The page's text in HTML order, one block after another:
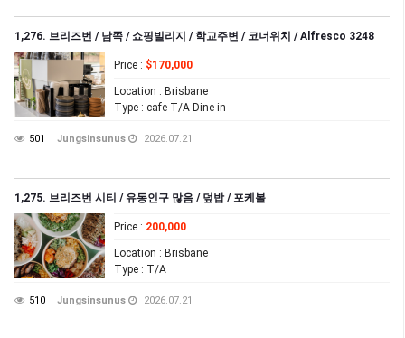
1,276. 브리즈번 / 남쪽 / 쇼핑빌리지 / 학교주변 / 코너위치 / Alfresco 3248
Price : $170,000
Location : Brisbane
Type : cafe T/A Dine in
501 Jungsinsunus 2026.07.21
1,275. 브리즈번 시티 / 유동인구 많음 / 덮밥 / 포케볼
Price : 200,000
Location : Brisbane
Type : T/A
510 Jungsinsunus 2026.07.21